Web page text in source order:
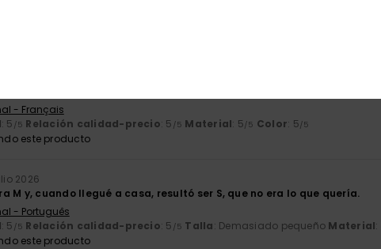
- Français
: 5 /5 Relación calidad-precio: 5 /5 Material: 5/5 Color: 5/5
este producto
2026
M y, cuando llegué a casa, resultó ser S, que no era lo que quería.
- Português
: 5 /5 Relación calidad-precio: 5 /5 Talla: Demasiado pequeño Material:
este producto